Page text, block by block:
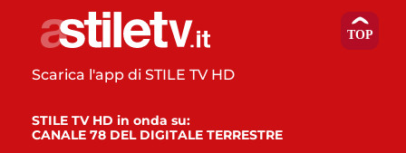
Scarica l'app di STILE TV HD
STILE TV HD in onda su:
CANALE 78 DEL DIGITALE TERRESTRE